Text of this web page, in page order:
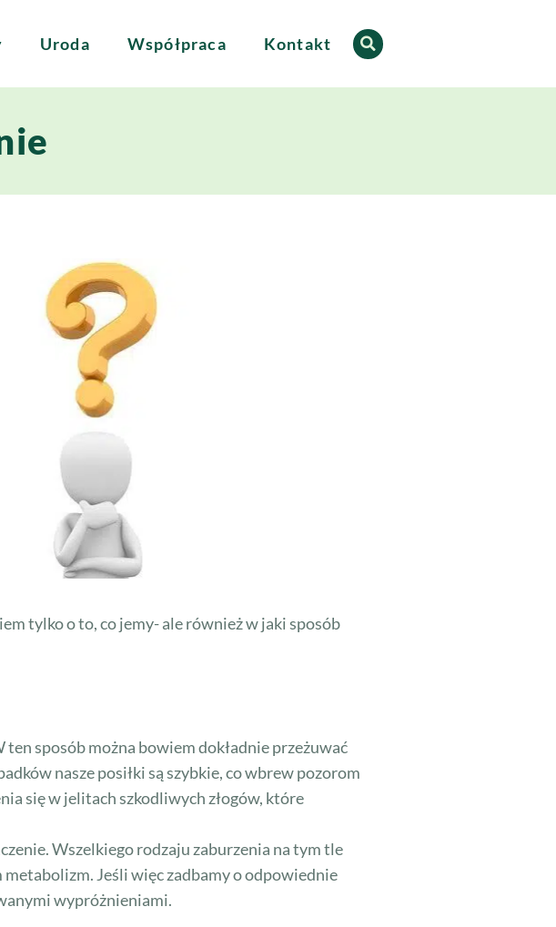
Uroda Współpraca Kontakt
tylko o to, co jemy- ale również w jaki sposób
sposób można bowiem dokładnie przeżuwać
nasze posiłki są szybkie, co wbrew pozorom
się w jelitach szkodliwych złogów, które
Wszelkiego rodzaju zaburzenia na tym tle
Jeśli więc zadbamy o odpowiednie
wypróżnieniami.